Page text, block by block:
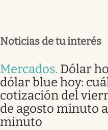
Noticias de tu interés
Mercados. Dólar
dólar blue hoy:
cotización del
de agosto minuto a
minuto